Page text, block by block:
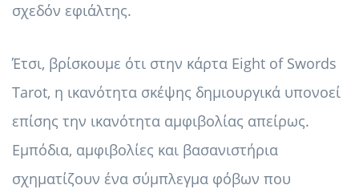
σχεδόν εφιάλτης.
Έτσι, βρίσκουμε ότι στην κάρτα Eight of Swords
Tarot, η ικανότητα σκέψης δημιουργικά υπονοεί
επίσης την ικανότητα αμφιβολίας απείρως.
Εμπόδια, αμφιβολίες και βασανιστήρια
σχηματίζουν ένα σύμπλεγμα φόβων που